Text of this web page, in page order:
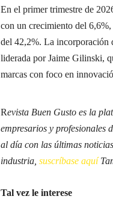
En el primer trimestre de
con un crecimiento del
del 42,2%. La incorporación
liderada por Jaime Gilinski,
marcas con foco en
Revista Buen Gusto es la
empresarios y profesionales
al día con las últimas
industria, suscríbase aquí
Tal vez le interese